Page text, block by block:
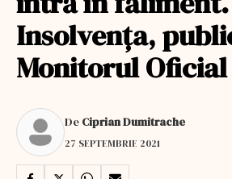
Insolvența,
Monitorul Oficial
De Ciprian Dumitrache
27 SEPTEMBRIE 2021